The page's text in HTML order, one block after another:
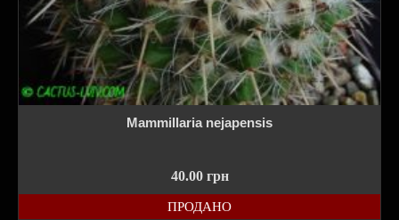
Mammillaria nejapensis
40.00 грн
ПРОДАНО